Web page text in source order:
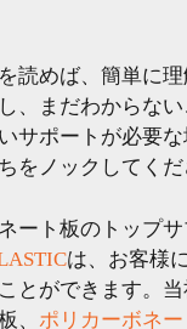
読めば、簡単に
、まだわからな
サポートが必要
をノックしてくだ
ート板のトップ
は、お客様
とができます。
、 ポリカーボネー